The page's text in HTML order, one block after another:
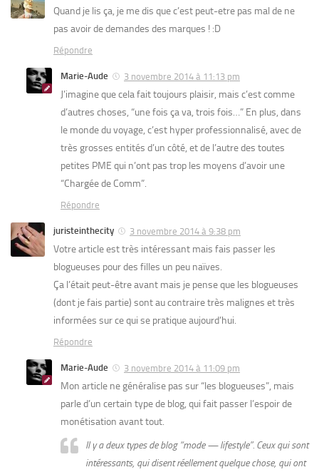
Quand je lis ça, je me dis que c’est peut-etre pas mal de ne
pas avoir de demandes des marques ! :D
Répondre
Marie-Aude 3 novembre 2014 à 11:13 pm
J’imagine que cela fait toujours plaisir, mais c’est comme
d’autres choses, “une fois ça va, trois fois…” En plus, dans
le monde du voyage, c’est hyper professionnalisé, avec de
très grosses entités d’un côté, et de l’autre des toutes
petites PME qui n’ont pas trop les moyens d’avoir une
“Chargée de Comm”.
Répondre
juristeinthecity 3 novembre 2014 à 9:38 pm
Votre article est très intéressant mais fais passer les
blogueuses pour des filles un peu naïves.
Ça l’était peut-être avant mais je pense que les blogueuses
(dont je fais partie) sont au contraire très malignes et très
informées sur ce qui se pratique aujourd’hui.
Répondre
Marie-Aude 3 novembre 2014 à 11:09 pm
Mon article ne généralise pas sur “les blogueuses”, mais
parle d’un certain type de blog, qui fait passer l’espoir de
monétisation avant tout.
Il y a deux types de blog “mode — lifestyle”. Ceux qui sont
intéressants, qui disent réellement quelque chose, qui ont